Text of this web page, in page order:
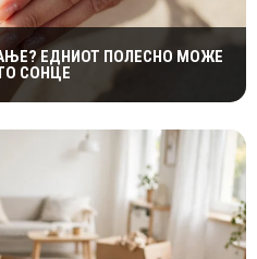
ЕДНИОТ ПОЛЕСНО МОЖЕ
СОНЦЕ